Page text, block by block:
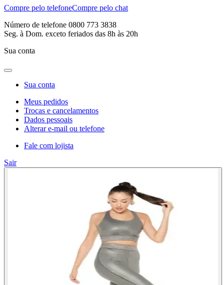
Compre pelo telefoneCompre pelo chat
Número de telefone 0800 773 3838
Seg. à Dom. exceto feriados das 8h às 20h
Sua conta
Sua conta
Meus pedidos
Trocas e cancelamentos
Dados pessoais
Alterar e-mail ou telefone
Fale com lojista
Sair